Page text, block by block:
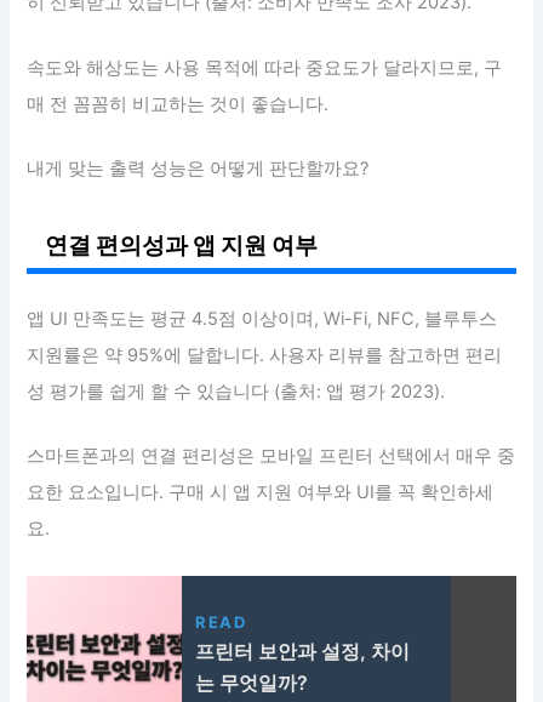
속도와 해상도는 사용 목적에 따라 중요도가 달라지므로, 구
매 전 꼼꼼히 비교하는 것이 좋습니다.
내게 맞는 출력 성능은 어떻게 판단할까요?
연결 편의성과 앱 지원 여부
앱 UI 만족도는 평균 4.5점 이상이며, Wi-Fi, NFC, 블루투스
지원률은 약 95%에 달합니다. 사용자 리뷰를 참고하면 편리
성 평가를 쉽게 할 수 있습니다 (출처: 앱 평가 2023).
스마트폰과의 연결 편리성은 모바일 프린터 선택에서 매우 중
요한 요소입니다. 구매 시 앱 지원 여부와 UI를 꼭 확인하세
요.
READ
프린터 보안과 설정, 차이
는 무엇일까?